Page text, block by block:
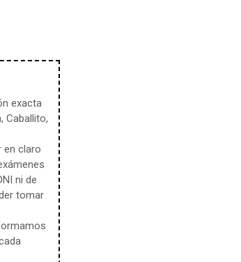
exacta
Caballito,
en claro
ni de
tomar